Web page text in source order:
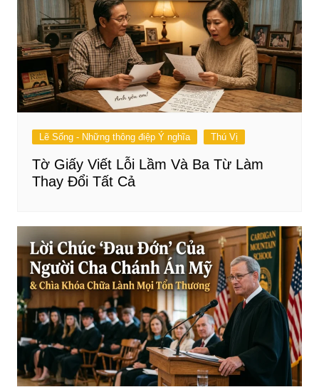
Lẽ Sống - Những thông điệp Ý nghĩa Thú Vị
Tờ Giấy Viết Lỗi Lầm Và Ba Từ Làm
Thay Đổi Tất Cả